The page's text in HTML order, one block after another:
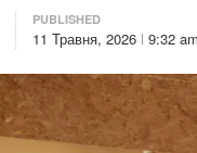
PUBLISHED
11 Травня, 2026 9:32 am